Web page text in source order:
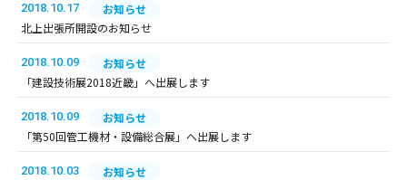
2018.10.17
お知らせ
北上出張所開設のお知らせ
2018.10.09
お知らせ
「建設技術展2018近畿」へ出展します
2018.10.09
お知らせ
「第50回管工機材・設備総合展」へ出展します
2018.10.03
お知らせ